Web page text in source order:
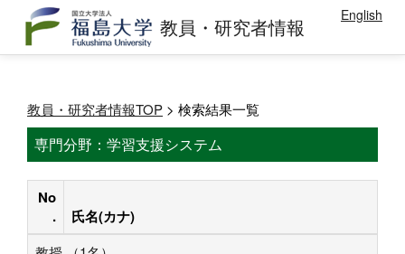
教員・研究者情報 English
教員・研究者情報TOP > 検索結果一覧
専門分野：学習支援システム
No
.
氏名(カナ)